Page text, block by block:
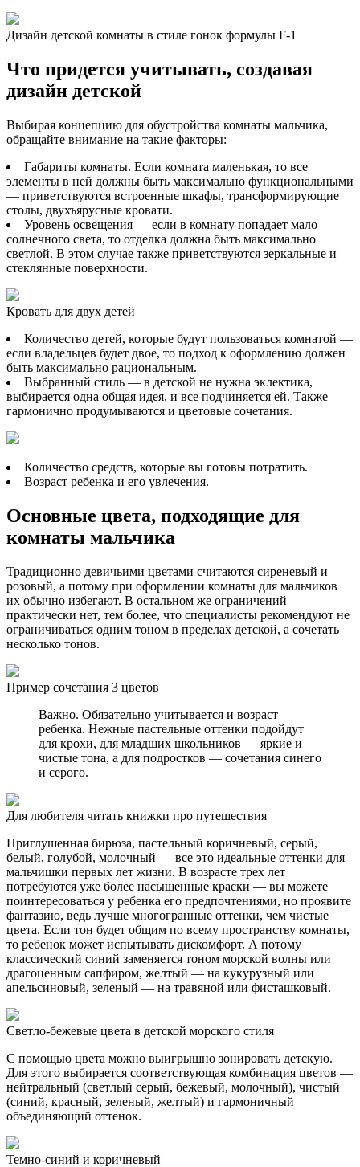
Дизайн детской комнаты в стиле гонок формулы F-1
Что придется учитывать, создавая
дизайн детской
Выбирая концепцию для обустройства комнаты мальчика,
обращайте внимание на такие факторы:
Габариты комнаты. Если комната маленькая, то все
элементы в ней должны быть максимально функциональными
— приветствуются встроенные шкафы, трансформирующие
столы, двухъярусные кровати.
Уровень освещения — если в комнату попадает мало
солнечного света, то отделка должна быть максимально
светлой. В этом случае также приветствуются зеркальные и
стеклянные поверхности.
Кровать для двух детей
Количество детей, которые будут пользоваться комнатой —
если владельцев будет двое, то подход к оформлению должен
быть максимально рациональным.
Выбранный стиль — в детской не нужна эклектика,
выбирается одна общая идея, и все подчиняется ей. Также
гармонично продумываются и цветовые сочетания.
Количество средств, которые вы готовы потратить.
Возраст ребенка и его увлечения.
Основные цвета, подходящие для
комнаты мальчика
Традиционно девичьими цветами считаются сиреневый и
розовый, а потому при оформлении комнаты для мальчиков
их обычно избегают. В остальном же ограничений
практически нет, тем более, что специалисты рекомендуют не
ограничиваться одним тоном в пределах детской, а сочетать
несколько тонов.
Пример сочетания 3 цветов
Важно. Обязательно учитывается и возраст
ребенка. Нежные пастельные оттенки подойдут
для крохи, для младших школьников — яркие и
чистые тона, а для подростков — сочетания синего
и серого.
Для любителя читать книжки про путешествия
Приглушенная бирюза, пастельный коричневый, серый,
белый, голубой, молочный — все это идеальные оттенки для
мальчишки первых лет жизни. В возрасте трех лет
потребуются уже более насыщенные краски — вы можете
поинтересоваться у ребенка его предпочтениями, но проявите
фантазию, ведь лучше многогранные оттенки, чем чистые
цвета. Если тон будет общим по всему пространству комнаты,
то ребенок может испытывать дискомфорт. А потому
классический синий заменяется тоном морской волны или
драгоценным сапфиром, желтый — на кукурузный или
апельсиновый, зеленый — на травяной или фисташковый.
Светло-бежевые цвета в детской морского стиля
С помощью цвета можно выигрышно зонировать детскую.
Для этого выбирается соответствующая комбинация цветов —
нейтральный (светлый серый, бежевый, молочный), чистый
(синий, красный, зеленый, желтый) и гармоничный
объединяющий оттенок.
Темно-синий и коричневый